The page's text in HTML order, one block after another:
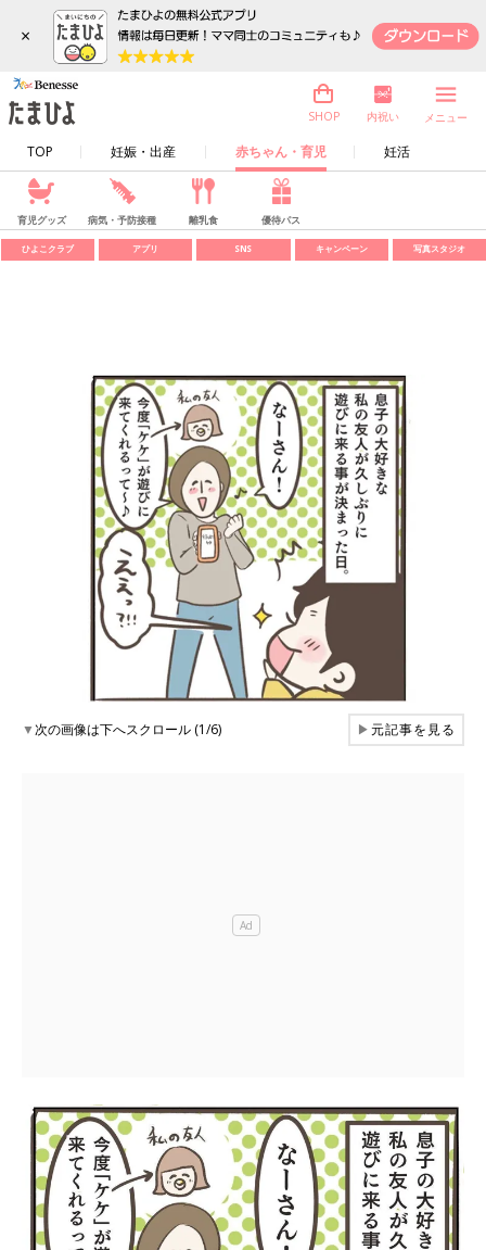
×
TOP 妊娠・出産 赤ちゃん・育児 妊活
SHOP 内祝い メニュー
育児グッズ 病気・予防接種 離乳食 優待パス
ひよこクラブ アプリ SNS キャンペーン 写真スタジオ
▼次の画像は下へスクロール (1/6) ▶元記事を見る